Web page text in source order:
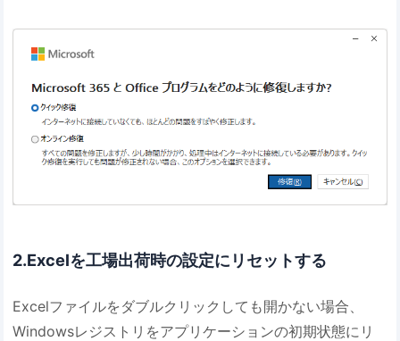
2.Excelを工場出荷時の設定にリセットする
Excelファイルをダブルクリックしても開かない場合、
Windowsレジストリをアプリケーションの初期状態にリ